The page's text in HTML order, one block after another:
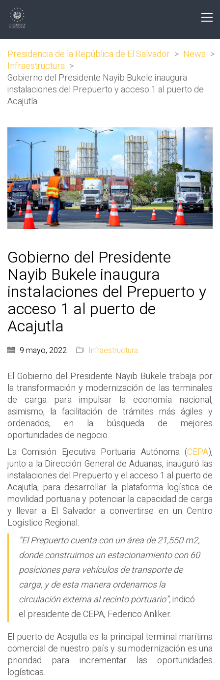
Presidencia de la República de El Salvador > News >
Infraestructura >
Gobierno del Presidente Nayib Bukele inaugura
instalaciones del Prepuerto y acceso 1 al puerto de
Acajutla
Gobierno del Presidente
Nayib Bukele inaugura
instalaciones del Prepuerto y
acceso 1 al puerto de
Acajutla
9 mayo, 2022 Infraestructura
El Gobierno del Presidente Nayib Bukele trabaja por
la transformación y modernización de las terminales
de carga para impulsar la economía nacional,
asimismo, la facilitación de trámites más ágiles y
ordenados, en la búsqueda de mejores
oportunidades de negocio.
La Comisión Ejecutiva Portuaria Autónoma (CEPA),
junto a la Dirección General de Aduanas, inauguró las
instalaciones del Prepuerto y el acceso 1 al puerto de
Acajutla, para desarrollar la plataforma logística de
movilidad portuaria y potenciar la capacidad de carga
y llevar a El Salvador a convertirse en un Centro
Logístico Regional.
“El Prepuerto cuenta con un área de 21,550 m2,
donde construimos un estacionamiento con 60
posiciones para vehículos de transporte de
carga, y de esta manera ordenamos la
circulación externa al recinto portuario”,indicó
el presidente de CEPA, Federico Anliker.
El puerto de Acajutla es la principal terminal marítima
comercial de nuestro país y su modernización es una
prioridad para incrementar las oportunidades
logísticas.